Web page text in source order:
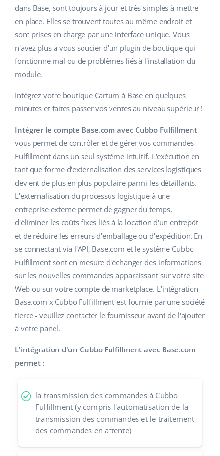
dans Base, sont toujours à jour et très simples à mettre
en place. Elles se trouvent toutes au même endroit et
sont prises en charge par une interface unique. Vous
n'avez plus à vous soucier d'un plugin de boutique qui
fonctionne mal ou de problèmes liés à l'installation du
module.
Intégrez votre boutique Cartum à Base en quelques
minutes et faites passer vos ventes au niveau supérieur !
Intégrer le compte Base.com avec Cubbo Fulfillment
vous permet de contrôler et de gérer vos commandes
Fulfillment dans un seul système intuitif. L'exécution en
tant que forme d'externalisation des services logistiques
devient de plus en plus populaire parmi les détaillants.
L'externalisation du processus logistique à une
entreprise externe permet de gagner du temps,
d'éliminer les coûts fixes liés à la location d'un entrepôt
et de réduire les erreurs d'emballage ou d'expédition. En
se connectant via l'API, Base.com et le système Cubbo
Fulfillment sont en mesure d'échanger des informations
sur les nouvelles commandes apparaissant sur votre site
Web ou sur votre compte de marketplace. L'intégration
Base.com x Cubbo Fulfillment est fournie par une société
tierce - veuillez contacter le fournisseur avant de l'ajouter
à votre panel.
L'intégration d'un Cubbo Fulfillment avec Base.com
permet :
la transmission des commandes à Cubbo
Fulfillment (y compris l'automatisation de la
transmission des commandes et le traitement
des commandes en attente)